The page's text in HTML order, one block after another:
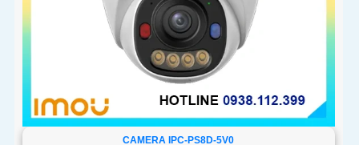
CAMERA IPC-PS8D-5V0